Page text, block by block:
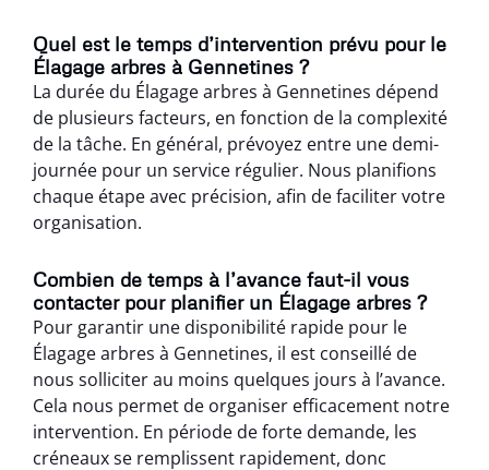
Quel est le temps d’intervention prévu pour le
Élagage arbres à Gennetines ?
La durée du Élagage arbres à Gennetines dépend
de plusieurs facteurs, en fonction de la complexité
de la tâche. En général, prévoyez entre une demi-
journée pour un service régulier. Nous planifions
chaque étape avec précision, afin de faciliter votre
organisation.
Combien de temps à l’avance faut-il vous
contacter pour planifier un Élagage arbres ?
Pour garantir une disponibilité rapide pour le
Élagage arbres à Gennetines, il est conseillé de
nous solliciter au moins quelques jours à l’avance.
Cela nous permet de organiser efficacement notre
intervention. En période de forte demande, les
créneaux se remplissent rapidement, donc